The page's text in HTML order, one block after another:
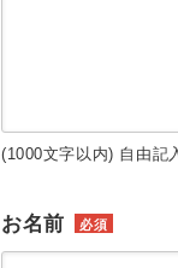
(1000文字以内) 自由記
お名前 必須